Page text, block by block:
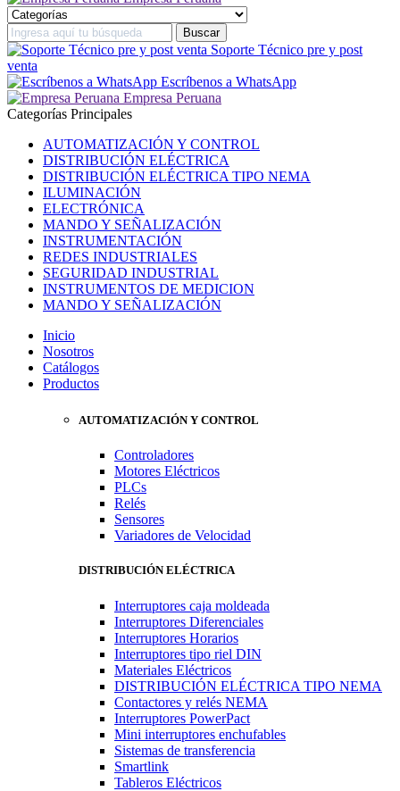
Soporte Técnico pre y post
venta
Escríbenos a WhatsApp
Empresa Peruana
Categorías Principales
AUTOMATIZACIÓN Y CONTROL
DISTRIBUCIÓN ELÉCTRICA
DISTRIBUCIÓN ELÉCTRICA TIPO NEMA
ILUMINACIÓN
ELECTRÓNICA
MANDO Y SEÑALIZACIÓN
INSTRUMENTACIÓN
REDES INDUSTRIALES
SEGURIDAD INDUSTRIAL
INSTRUMENTOS DE MEDICION
MANDO Y SEÑALIZACIÓN
Inicio
Nosotros
Catálogos
Productos
AUTOMATIZACIÓN Y CONTROL
Controladores
Motores Eléctricos
PLCs
Relés
Sensores
Variadores de Velocidad
DISTRIBUCIÓN ELÉCTRICA
Interruptores caja moldeada
Interruptores Diferenciales
Interruptores Horarios
Interruptores tipo riel DIN
Materiales Eléctricos
DISTRIBUCIÓN ELÉCTRICA TIPO NEMA
Contactores y relés NEMA
Interruptores PowerPact
Mini interruptores enchufables
Sistemas de transferencia
Smartlink
Tableros Eléctricos